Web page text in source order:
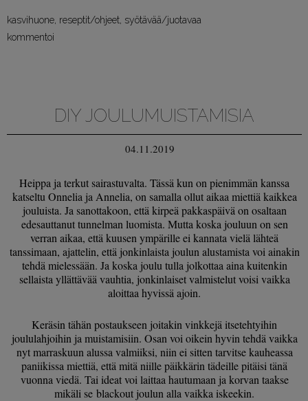
kasvihuone reseptit/ohjeet syötävää/juotavaa
kommentoi
DIY JOULUMUISTAMISIA
04.11.2019
Heippa ja terkut sairastuvalta. Tässä kun on pienimmän kanssa
katseltu Onnelia ja Annelia, on samalla ollut aikaa miettiä kaikkea
jouluista. Ja sanottakoon, että kirpeä pakkaspäivä on osaltaan
edesauttanut tunnelman luomista. Mutta koska jouluun on sen
verran aikaa, että kuusen ympärille ei kannata vielä lähteä
tanssimaan, ajattelin, että jonkinlaista joulun alustamista voi ainakin
tehdä mielessään. Ja koska joulu tulla jolkottaa aina kuitenkin
sellaista yllättävää vauhtia, jonkinlaiset valmistelut voisi vaikka
aloittaa hyvissä ajoin.
Keräsin tähän postaukseen joitakin vinkkejä itsetehtyihin
joululahjoihin ja muistamisiin. Osan voi oikein hyvin tehdä vaikka
nyt marraskuun alussa valmiiksi, niin ei sitten tarvitse kauheassa
paniikissa miettiä, että mitä niille päikkärin tädeille pitäisi tänä
vuonna viedä. Tai ideat voi laittaa hautumaan ja korvan taakse
mikäli se blackout joulun alla vaikka iskeekin.